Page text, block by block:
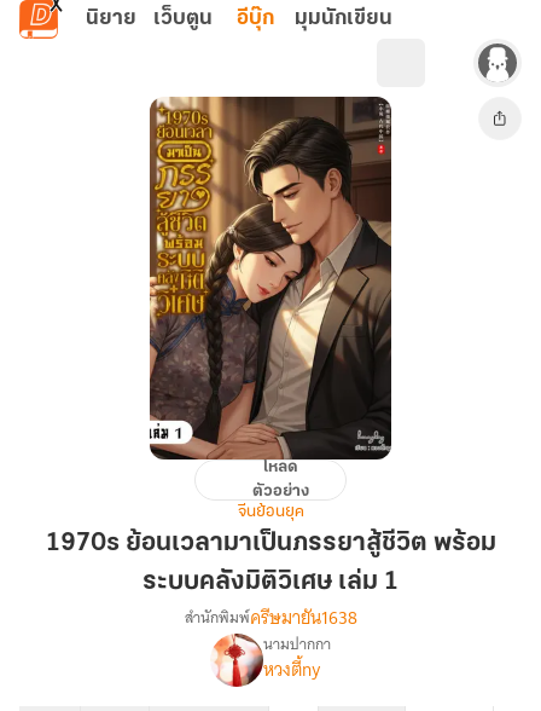
ข้ามไปยังเนื้อหาหลัก
นิยาย เว็บตูน อีบุ๊ก มุมนักเขียน
1970s
เวลา
เป็น
ภรรยา
โหลด
ตัวอย่าง
จีนย้อนยุค
1970s ย้อนเวลามาเป็นภรรยาสู้ชีวิต พร้อม
ระบบคลังมิติวิเศษ เล่ม 1
เรื่อง1970s
ย้อน
สำนักพิมพ์ครีษมายัน1638
นามปากกา
หวงตี้ny